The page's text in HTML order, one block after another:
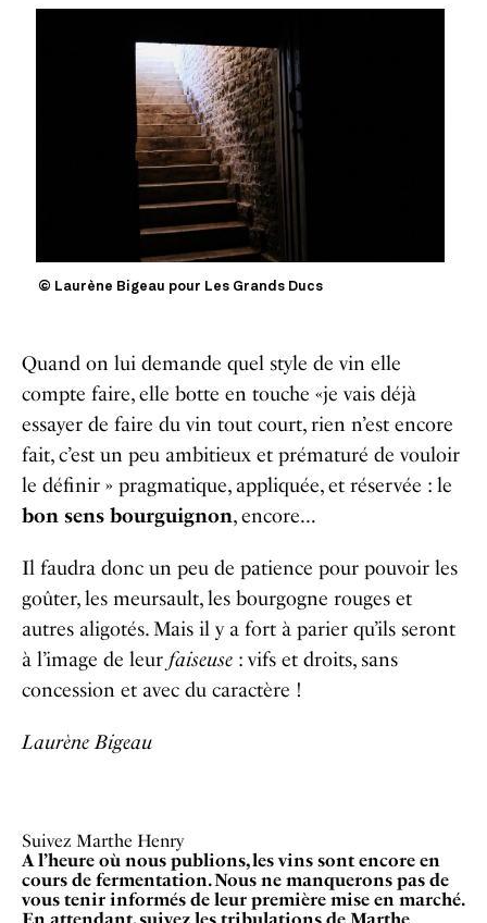
© Laurène Bigeau pour Les Grands Ducs
Quand on lui demande quel style de vin elle
compte faire, elle botte en touche «je vais déjà
essayer de faire du vin tout court, rien n’est encore
fait, c’est un peu ambitieux et prématuré de vouloir
le définir » pragmatique, appliquée, et réservée : le
bon sens bourguignon, encore…
Il faudra donc un peu de patience pour pouvoir les
goûter, les meursault, les bourgogne rouges et
autres aligotés. Mais il y a fort à parier qu’ils seront
à l’image de leur faiseuse : vifs et droits, sans
concession et avec du caractère !
Laurène Bigeau
Suivez Marthe Henry
A l’heure où nous publions, les vins sont encore en
cours de fermentation. Nous ne manquerons pas de
vous tenir informés de leur première mise en marché.